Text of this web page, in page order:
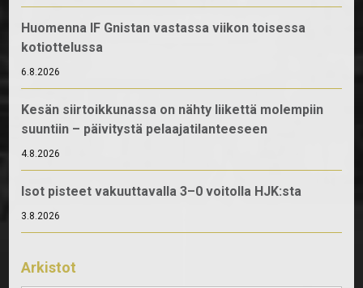
Huomenna IF Gnistan vastassa viikon toisessa
kotiottelussa
6.8.2026
Kesän siirtoikkunassa on nähty liikettä molempiin
suuntiin – päivitystä pelaajatilanteeseen
4.8.2026
Isot pisteet vakuuttavalla 3–0 voitolla HJK:sta
3.8.2026
Arkistot